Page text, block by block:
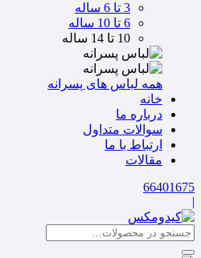
3 تا 6 ساله
6 تا 10 ساله
10 تا 14 ساله
همه لباس های پسرانه
خانه
درباره ما
سوالات متداول
ارتباط با ما
مقالات
66401675
|